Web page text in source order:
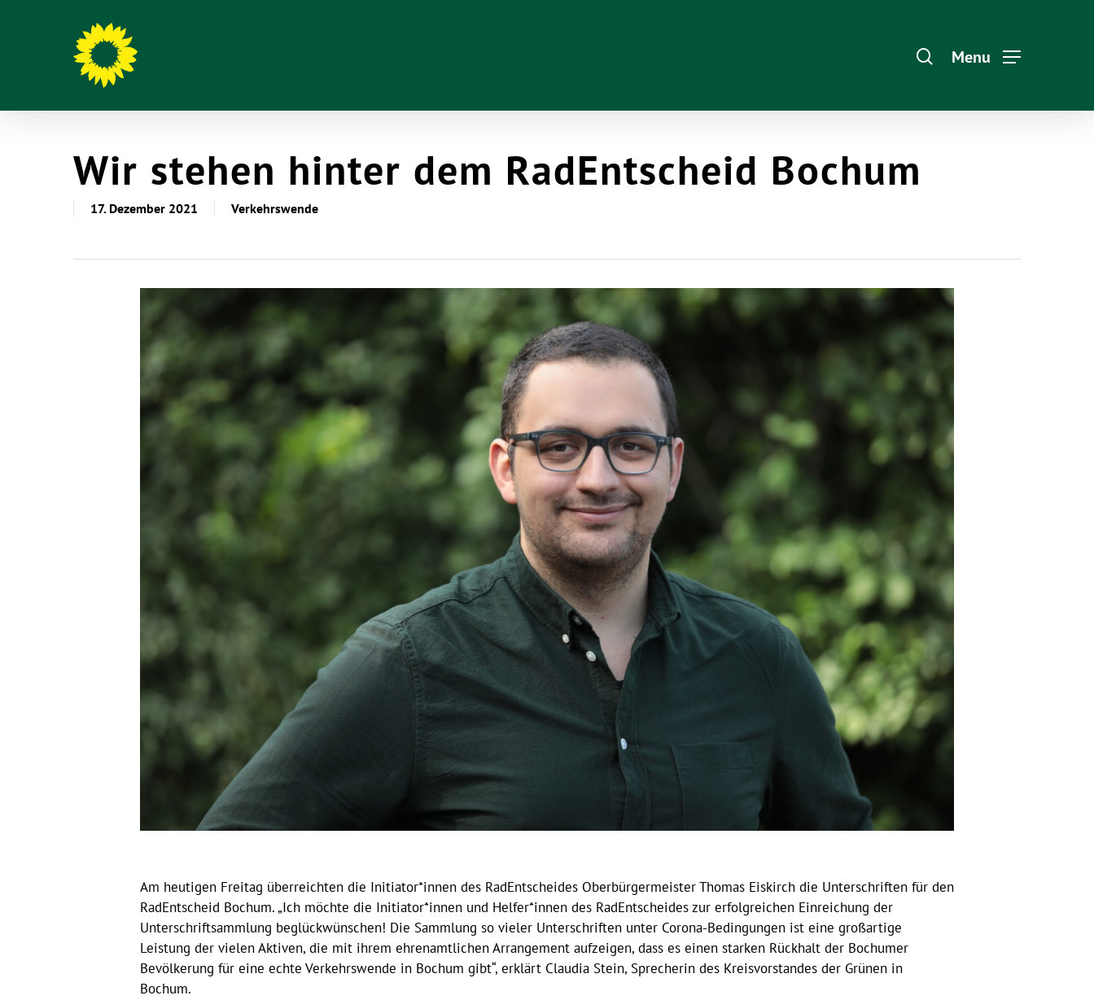
Hit enter to search or ESC to close
Menu
Wir stehen hinter dem RadEntscheid Bochum
17. Dezember 2021 Verkehrswende
Am heutigen Freitag überreichten die Initiator*innen des RadEntscheides Oberbürgermeister Thomas Eiskirch die Unterschriften für den
RadEntscheid Bochum. „Ich möchte die Initiator*innen und Helfer*innen des RadEntscheides zur erfolgreichen Einreichung der
Unterschriftsammlung beglückwünschen! Die Sammlung so vieler Unterschriften unter Corona-Bedingungen ist eine großartige
Leistung der vielen Aktiven, die mit ihrem ehrenamtlichen Arrangement aufzeigen, dass es einen starken Rückhalt der Bochumer
Bevölkerung für eine echte Verkehrswende in Bochum gibt“, erklärt Claudia Stein, Sprecherin des Kreisvorstandes der Grünen in
Bochum.